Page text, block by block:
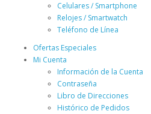
Celulares / Smartphone
Relojes / Smartwatch
Teléfono de Línea
Ofertas Especiales
Mi Cuenta
Información de la Cuenta
Contraseña
Libro de Direcciones
Histórico de Pedidos